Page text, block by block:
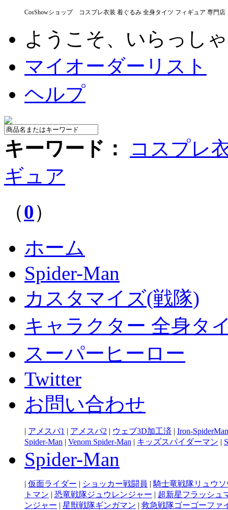
CosShowショップ コスプレ衣装 着ぐるみ 全身タイツ フィギュア 専門店
ようこそ、いらっし
マイオーダーリスト
ヘルプ
キーワード：
コスプレ
ギュア
（0）
ホーム
Spider-Man
カスタマイズ(戦隊)
キャラクター 全身タ
スーパーヒーロー
Twitter
お問い合わせ
| アメスパ1 | アメスパ2 | ウェブ3D加工済 | Iron-SpiderMan
Spider-Man | Venom Spider-Man | キッズスパイダーマン |
Spider-Man
| 仮面ライダー | ショッカー戦闘員 | 騎士竜戦隊リュウ
トマン | 恐竜戦隊ジュウレンジャー | 超新星フラッシュ
ンジャー | 星獣戦隊ギンガマン | 救急戦隊ゴーゴーファ